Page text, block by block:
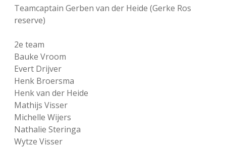
Teamcaptain Gerben van der Heide (Gerke Ros
reserve)
2e team
Bauke Vroom
Evert Drijver
Henk Broersma
Henk van der Heide
Mathijs Visser
Michelle Wijers
Nathalie Steringa
Wytze Visser